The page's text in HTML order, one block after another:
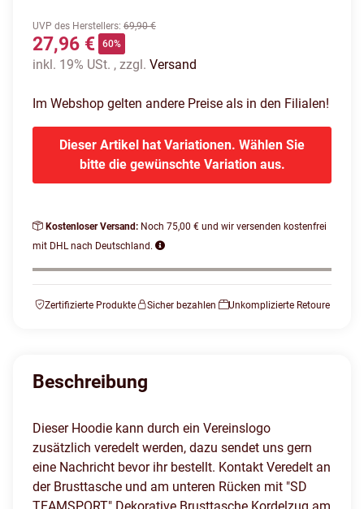
UVP des Herstellers: 69,90 €
27,96 € 60%
inkl. 19% USt. , zzgl. Versand
Im Webshop gelten andere Preise als in den Filialen!
Dieser Artikel hat Variationen. Wählen Sie
bitte die gewünschte Variation aus.
Kostenloser Versand: Noch 75,00 € und wir versenden kostenfrei
mit DHL nach Deutschland.
Zertifizierte Produkte Sicher bezahlen Unkomplizierte Retoure
Beschreibung
Dieser Hoodie kann durch ein Vereinslogo
zusätzlich veredelt werden, dazu sendet uns gern
eine Nachricht bevor ihr bestellt. Kontakt Veredelt an
der Brusttasche und am unteren Rücken mit "SD
TEAMSPORT" Dekorative Brusttasche Kordelzug am